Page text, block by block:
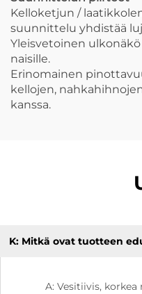
Kelloketjun /
suunnittelu yhdistää
Yleisvetoinen
naisille.
Erinomainen
kellojen,
kanssa.
K: Mitkä ovat tuotteen
A: Vesitiivis,